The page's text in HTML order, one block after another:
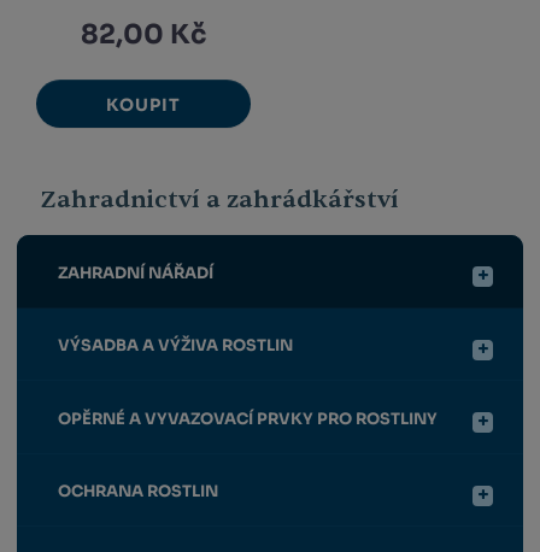
82,00 Kč
KOUPIT
Zahradnictví a zahrádkářství
ZAHRADNÍ NÁŘADÍ
VÝSADBA A VÝŽIVA ROSTLIN
OPĚRNÉ A VYVAZOVACÍ PRVKY PRO ROSTLINY
OCHRANA ROSTLIN